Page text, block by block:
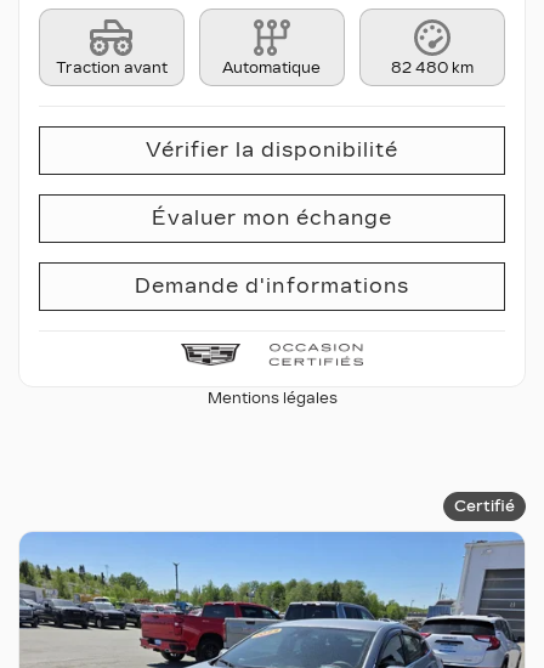
Traction avant Automatique 82 480 km
Vérifier la disponibilité
Évaluer mon échange
Demande d'informations
Mentions légales
Certifié